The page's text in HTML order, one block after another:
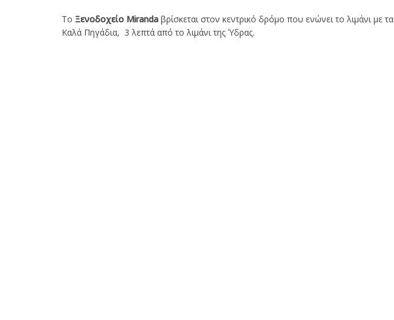
Το Ξενοδοχείο Miranda βρίσκεται στον κεντρικό δρόμο που ενώνει το λιμάνι με τα
Καλά Πηγάδια, 3 λεπτά από το λιμάνι της Ύδρας.